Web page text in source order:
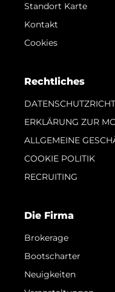
Standort Karte
Kontakt
Cookies
Rechtliches
ERKLÄRUNG ZUR
ALLGEMEINE
COOKIE POLITIK
RECRUITING
Die Firma
Brokerage
Bootscharter
Neuigkeiten